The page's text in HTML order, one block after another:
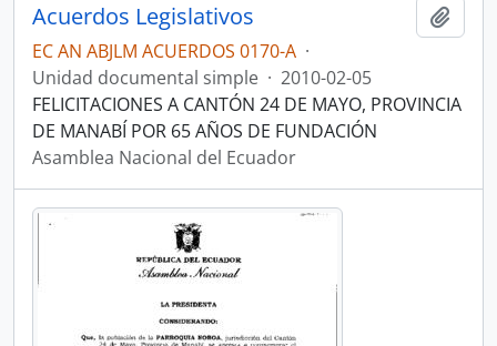
Acuerdos Legislativos
EC AN ABJLM ACUERDOS 0170-A ·
Unidad documental simple · 2010-02-05
FELICITACIONES A CANTÓN 24 DE MAYO, PROVINCIA
DE MANABÍ POR 65 AÑOS DE FUNDACIÓN
Asamblea Nacional del Ecuador